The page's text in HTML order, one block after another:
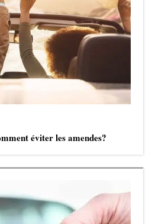
éviter les amendes?